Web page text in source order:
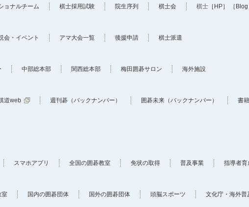
ョナルチーム 棋士採用試験 院生序列 棋士会 棋士 ［HP］ ［Blog
会・イベント アマ大会一覧 後援申請 棋士派遣
中部総本部 関西総本部 梅田囲碁サロン 海外施設
道web 週刊碁（バックナンバー） 囲碁未来（バックナンバー） 書籍
スマホアプリ 全国の囲碁教室 免状の取得 普及事業 指導者育
室 国内の囲碁団体 国外の囲碁団体 頭脳スポーツ 文化庁・海外普